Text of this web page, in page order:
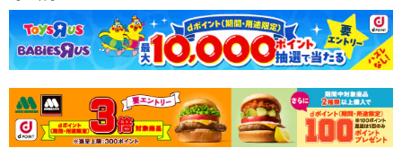
さい）
こちらの情報は2026年07月09日時点での情報となります。